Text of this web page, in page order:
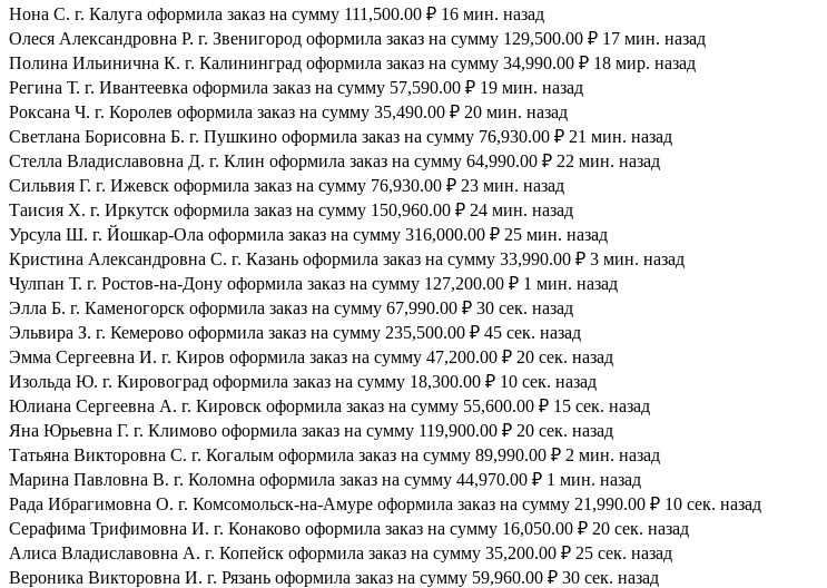
Нона С. г. Калуга оформила заказ на сумму 111,500.00 ₽ 16 мин. назад
Олеся Александровна Р. г. Звенигород оформила заказ на сумму 129,500.00 ₽ 17 мин. назад
Полина Ильинична К. г. Калининград оформила заказ на сумму 34,990.00 ₽ 18 мир. назад
Регина Т. г. Ивантеевка оформила заказ на сумму 57,590.00 ₽ 19 мин. назад
Роксана Ч. г. Королев оформила заказ на сумму 35,490.00 ₽ 20 мин. назад
Светлана Борисовна Б. г. Пушкино оформила заказ на сумму 76,930.00 ₽ 21 мин. назад
Стелла Владиславовна Д. г. Клин оформила заказ на сумму 64,990.00 ₽ 22 мин. назад
Сильвия Г. г. Ижевск оформила заказ на сумму 76,930.00 ₽ 23 мин. назад
Таисия Х. г. Иркутск оформила заказ на сумму 150,960.00 ₽ 24 мин. назад
Урсула Ш. г. Йошкар-Ола оформила заказ на сумму 316,000.00 ₽ 25 мин. назад
Кристина Александровна С. г. Казань оформила заказ на сумму 33,990.00 ₽ 3 мин. назад
Чулпан Т. г. Ростов-на-Дону оформила заказ на сумму 127,200.00 ₽ 1 мин. назад
Элла Б. г. Каменогорск оформила заказ на сумму 67,990.00 ₽ 30 сек. назад
Эльвира З. г. Кемерово оформила заказ на сумму 235,500.00 ₽ 45 сек. назад
Эмма Сергеевна И. г. Киров оформила заказ на сумму 47,200.00 ₽ 20 сек. назад
Изольда Ю. г. Кировоград оформила заказ на сумму 18,300.00 ₽ 10 сек. назад
Юлиана Сергеевна А. г. Кировск оформила заказ на сумму 55,600.00 ₽ 15 сек. назад
Яна Юрьевна Г. г. Климово оформила заказ на сумму 119,900.00 ₽ 20 сек. назад
Татьяна Викторовна С. г. Когалым оформила заказ на сумму 89,990.00 ₽ 2 мин. назад
Марина Павловна В. г. Коломна оформила заказ на сумму 44,970.00 ₽ 1 мин. назад
Рада Ибрагимовна О. г. Комсомольск-на-Амуре оформила заказ на сумму 21,990.00 ₽ 10 сек. назад
Серафима Трифимовна И. г. Конаково оформила заказ на сумму 16,050.00 ₽ 20 сек. назад
Алиса Владиславовна А. г. Копейск оформила заказ на сумму 35,200.00 ₽ 25 сек. назад
Вероника Викторовна И. г. Рязань оформила заказ на сумму 59,960.00 ₽ 30 сек. назад